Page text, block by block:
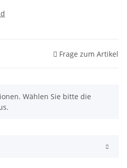
Frage zum Artikel
Wählen Sie bitte die